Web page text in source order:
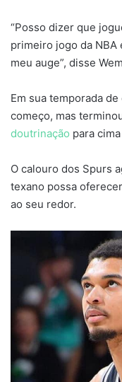
“Posso dizer que
primeiro jogo da NBA
meu auge”, disse
Em sua temporada
começo, mas
doutrinação para
O calouro dos Spurs
texano possa
ao seu redor.